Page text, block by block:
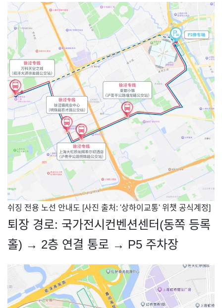
​쉬징 전용 노선 안내도 [사진 출처: '상하이교통' 위챗 공식계정]
퇴장 경로: 국가전시컨벤션센터(동쪽 등록
홀) → 2층 연결 통로 → P5 주차장